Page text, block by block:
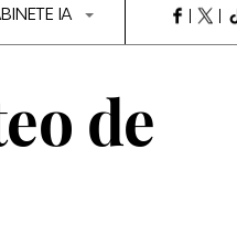
IA
de